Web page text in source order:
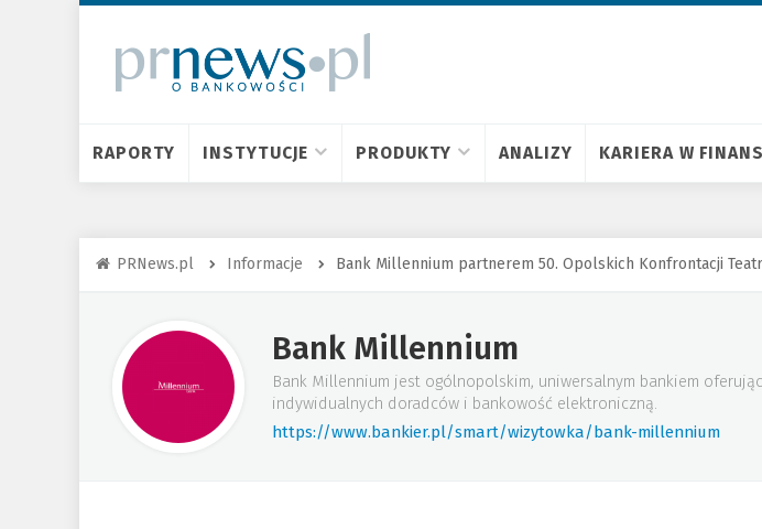
RAPORTY INSTYTUCJE PRODUKTY ANALIZY KARIERA W
PRNews.pl Informacje Bank Millennium partnerem 50. Opolskich Konfrontacji
Bank Millennium
Bank Millennium jest ogólnopolskim, uniwersalnym bankiem
indywidualnych doradców i bankowość elektroniczną.
https://www.bankier.pl/smart/wizytowka/bank-millennium